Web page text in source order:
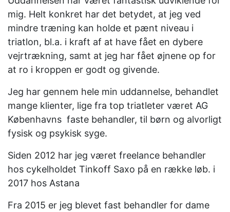
mig. Helt konkret har det betydet, at jeg ved
mindre træning kan holde et pænt niveau i
triatlon, bl.a. i kraft af at have fået en dybere
vejrtrækning, samt at jeg har fået øjnene op for
at ro i kroppen er godt og givende.
Jeg har gennem hele min uddannelse, behandlet
mange klienter, lige fra top triatleter været AG
Københavns faste behandler, til børn og alvorligt
fysisk og psykisk syge.
Siden 2012 har jeg været freelance behandler
hos cykelholdet Tinkoff Saxo på en række løb. i
2017 hos Astana
Fra 2015 er jeg blevet fast behandler for dame